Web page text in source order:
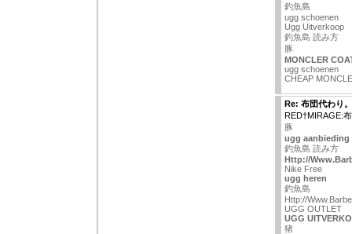
釣魚島
ugg schoenen
Ugg Uitverkoop
釣魚島 読み方
豚
MONCLER
ugg schoenen
CHEAP
Re: 布団代わり。
RED†MIRAGE:
豚
ugg aanbieding
釣魚島 読み方
Http://
Nike Free
ugg heren
釣魚島
Http://
UGG OUTLET
UGG
猪